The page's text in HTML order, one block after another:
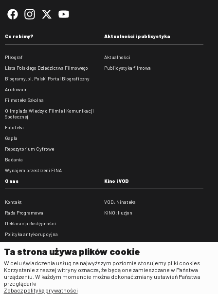
Co robimy?
Pleograf
Lista Polskiego Dziedzictwa Filmowego
Biogramy.pl. Polski Portal Biograficzny
Archiwum
Filmoteka Szkolna
Olimpiada Wiedzy o Filmie i Komunikacji
Społecznej
Fototeka
Gapla
Repozytorium Cyfrowe
Badania
Wynajem przestrzeni FINA
Aktualności i publicystyka
Aktualności
Publicystyka filmowa
O nas
Kontakt
Rada Programowa
Deklaracja dostępności
Polityka antykorupcyjna
Zamówienia publiczne
Praca w FINA
Kino i VOD
VOD: Ninateka
KINO: Iluzjon
Regulaminy
Ta strona używa plików cookie
W celu świadczenia usług na najwyższym poziomie stosujemy pliki cookies.
Korzystanie z naszej witryny oznacza, że będą one zamieszczane w Państwa
urządzeniu. W każdym momencie można dokonać zmiany ustawień Państwa
przeglądarki
Zobacz politykę prywatności